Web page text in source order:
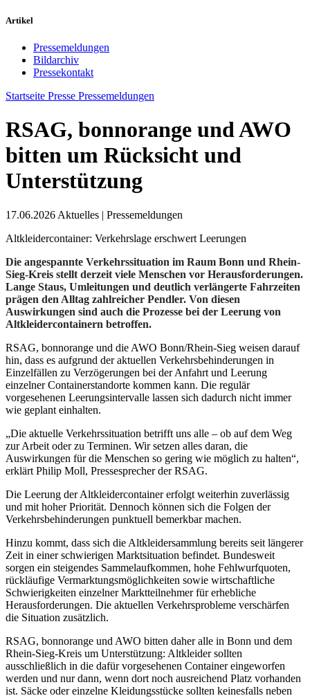
Artikel
Pressemeldungen
Bildarchiv
Pressekontakt
Startseite Presse Pressemeldungen
RSAG, bonnorange und AWO
bitten um Rücksicht und
Unterstützung
17.06.2026 Aktuelles | Pressemeldungen
Altkleidercontainer: Verkehrslage erschwert Leerungen
Die angespannte Verkehrssituation im Raum Bonn und Rhein-
Sieg-Kreis stellt derzeit viele Menschen vor Herausforderungen.
Lange Staus, Umleitungen und deutlich verlängerte Fahrzeiten
prägen den Alltag zahlreicher Pendler. Von diesen
Auswirkungen sind auch die Prozesse bei der Leerung von
Altkleidercontainern betroffen.
RSAG, bonnorange und die AWO Bonn/Rhein-Sieg weisen darauf
hin, dass es aufgrund der aktuellen Verkehrsbehinderungen in
Einzelfällen zu Verzögerungen bei der Anfahrt und Leerung
einzelner Containerstandorte kommen kann. Die regulär
vorgesehenen Leerungsintervalle lassen sich dadurch nicht immer
wie geplant einhalten.
„Die aktuelle Verkehrssituation betrifft uns alle – ob auf dem Weg
zur Arbeit oder zu Terminen. Wir setzen alles daran, die
Auswirkungen für die Menschen so gering wie möglich zu halten“,
erklärt Philip Moll, Pressesprecher der RSAG.
Die Leerung der Altkleidercontainer erfolgt weiterhin zuverlässig
und mit hoher Priorität. Dennoch können sich die Folgen der
Verkehrsbehinderungen punktuell bemerkbar machen.
Hinzu kommt, dass sich die Altkleidersammlung bereits seit längerer
Zeit in einer schwierigen Marktsituation befindet. Bundesweit
sorgen ein steigendes Sammelaufkommen, hohe Fehlwurfquoten,
rückläufige Vermarktungsmöglichkeiten sowie wirtschaftliche
Schwierigkeiten einzelner Marktteilnehmer für erhebliche
Herausforderungen. Die aktuellen Verkehrsprobleme verschärfen
die Situation zusätzlich.
RSAG, bonnorange und AWO bitten daher alle in Bonn und dem
Rhein-Sieg-Kreis um Unterstützung: Altkleider sollten
ausschließlich in die dafür vorgesehenen Container eingeworfen
werden und nur dann, wenn dort noch ausreichend Platz vorhanden
ist. Säcke oder einzelne Kleidungsstücke sollten keinesfalls neben